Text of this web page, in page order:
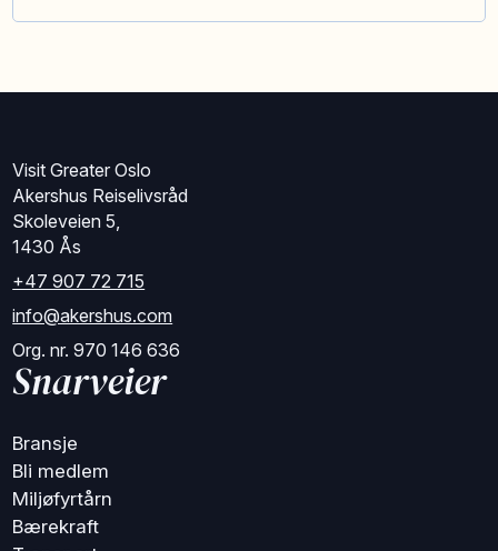
Visit Greater Oslo
Akershus Reiselivsråd
Skoleveien 5,
1430 Ås
+47 907 72 715
info@akershus.com
Org. nr. 970 146 636
Snarveier
Bransje
Bli medlem
Miljøfyrtårn
Bærekraft